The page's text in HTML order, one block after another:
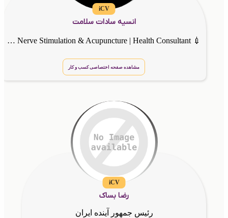
iCV
انسیه سادات سلامت
💉 Nurse | 🌿 Traditional & Islamic Medicine | ⚡ Herbal Medicine, Trigeminal Nerve Stimulation & Acupuncture | Health Consultant 💉 کارشناس پرستاری ,درمانگر طب سوزنی و سنتی
مشاهده صفحه اختصاصی کسب و کار
iCV
رضا بساک
رئیس جمهور آینده ایران